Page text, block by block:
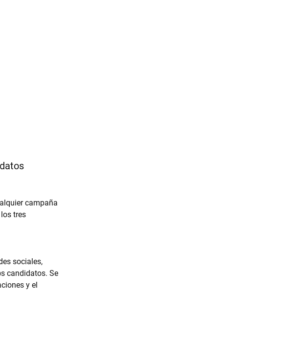
campaña
tres
sociales,
candidatos. Se
y el